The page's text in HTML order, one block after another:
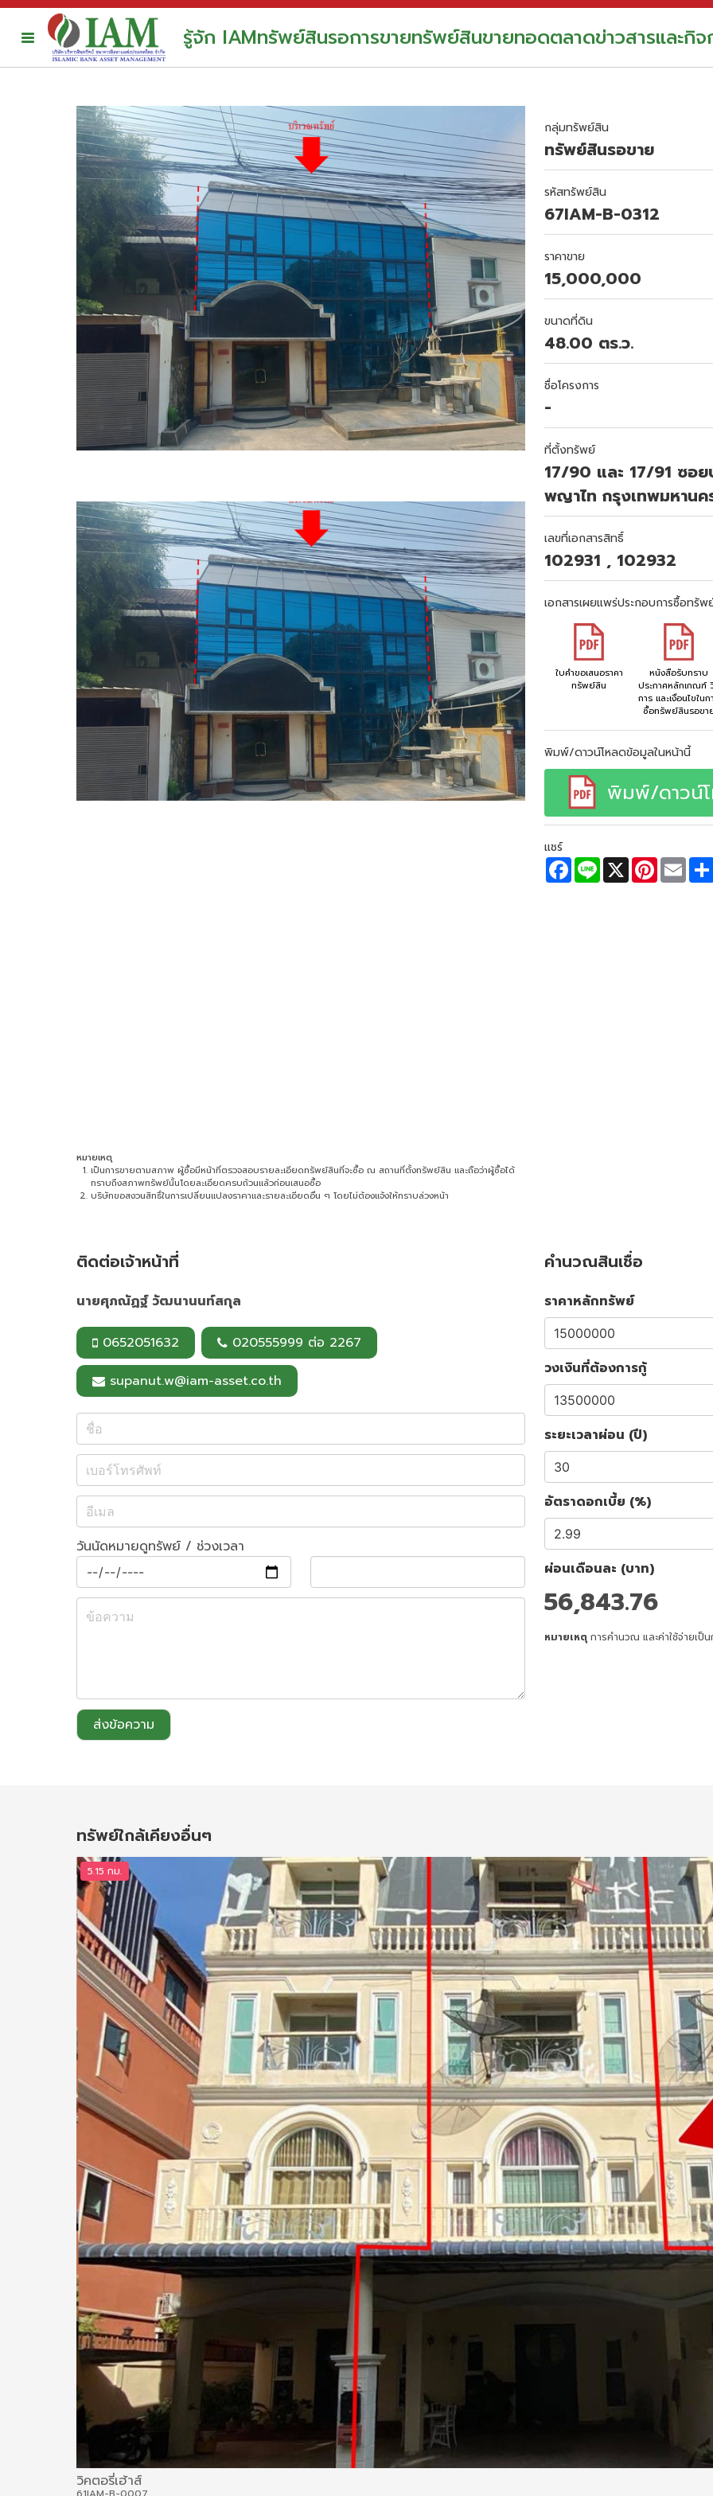
รู้จัก IAMทรัพย์สินรอการขายทรัพย์สินขายทอดตลาดข่าวสารและกิ
หมายเหตุ
เป็นการขายตามสภาพ ผู้ซื้อมีหน้าที่ตรวจสอบรายละเอียดทรัพย์สินที่จะซื้อ ณ สถานที่ตั้งทรัพย์สิน และถือว่าผู้ซื้อได้
ทราบถึงสภาพทรัพย์นั้นโดยละเอียดครบถ้วนแล้วก่อนเสนอซื้อ
บริษัทขอสงวนสิทธิ์ในการเปลี่ยนแปลงราคาและรายละเอียดอื่น ๆ โดยไม่ต้องแจ้งให้ทราบล่วงหน้า
กลุ่มทรัพย์สิน
ทรัพย์สินรอขาย
รหัสทรัพย์สิน
67IAM-B-0312
ราคาขาย
15,000,000
ขนาดที่ดิน
48.00 ตร.ว.
ชื่อโครงการ
-
ที่ตั้งทรัพย์
17/90 และ 17/91 ซอย
พญาไท กรุงเทพมหานค
เลขที่เอกสารสิทธิ์
102931 , 102932
เอกสารเผยแพร่ประกอบการซื้อทรัพ
ใบคำขอเสนอราคา
ทรัพย์สิน
หนังสือรับทราบ
ประกาศหลักเกณฑ์
การ และเงื่อนไขในก
ซื้อทรัพย์สินรอขา
พิมพ์/ดาวน์โหลดข้อมูลในหน้านี้
พิมพ์/ดาวน์
แชร์
F
a
c
L
n
X P
n
E
m
a
ติดต่อเจ้าหน้าที่
นายศุภณัฏฐ์ วัฒนานนท์สกุล
0652051632
020555999 ต่อ 2267
supanut.w@iam-asset.co.th
วันนัดหมายดูทรัพย์ / ช่วงเวลา
ส่งข้อความ
คำนวณสินเชื่อ
ราคาหลักทรัพย์
วงเงินที่ต้องการกู้
ระยะเวลาผ่อน (ปี)
อัตราดอกเบี้ย (%)
ผ่อนเดือนละ (บาท)
56,843.76
หมายเหตุ การคำนวณ และค่าใช้จ่ายเป็
ทรัพย์ใกล้เคียงอื่นๆ
5.15 กม.
วิคตอรี่เฮ้าส์